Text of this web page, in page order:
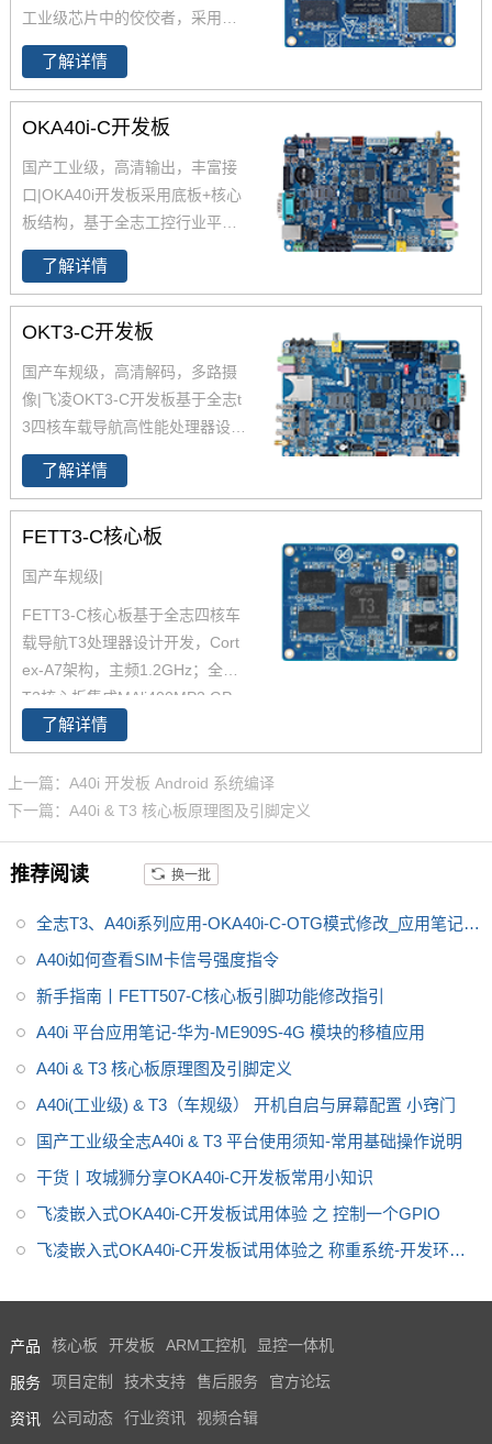
工业级芯片中的佼佼者，采用更
低功耗的4核ARM Cortex-A7架
构,工作温度-40-85℃,是一款高性
能低功耗超高性能CPU主芯片。
飞凌嵌入式深度研究全志A40i芯
A40i工控板、 A40i开发板。
了解详情
OKA40i-C开发板
国产工业级，高清输出，丰富接
口|OKA40i开发板采用底板+核心
板结构，基于全志工控行业平台
级处理器四核Cortex-A7 A40i设
计，主频1.2GHz，集成MAli400
MP2 GPU，内存1GB/2GB DDR
3L，存储8GB eMMC。
-C开发板是飞凌推出的一款中国
芯，全国产级工业级开发板，适
适用于基于视觉交互的工业
了解详情
OKT3-C开发板
国产车规级，高清解码，多路摄
像|飞凌OKT3-C开发板基于全志t
3四核车载导航高性能处理器设计
开发，飞凌全志T3开发板具有5
大亮点，车规芯片，10年+超长
生命周期；全志T3开发板工规温
度范围，工业级稳定性能；飞凌
高清加持。飞凌为降低客户的二
次开发提供全志T3芯片资料，提
供原理图，提供 SDK资料 ，提供
了解详情
FETT3-C核心板
国产车规级|
FETT3-C核心板基于全志四核车
载导航T3处理器设计开发，Cort
ex-A7架构，主频1.2GHz；全志
T3核心板集成MAli400MP2 GP
U，内存1GB DDR3L，存储8GB
eMMC；全志T3核心板整板工业
级运行温宽，支持绝大部分当前
流行的视频及图片格式解码；全
级产品性能、低功耗、以及丰富
的用户接口等优势；全志T3核心
板搭载Linux操作系统；全志T3
业、医疗电子、工业控制、物联
网、智能终端等领域。
了解详情
上一篇：A40i 开发板 Android 系统编译
下一篇：A40i & T3 核心板原理图及引脚定义
推荐阅读 换一批
全志T3、A40i系列应用-OKA40i-C-OTG模式修改_应用笔记_
V1.0
A40i如何查看SIM卡信号强度指令
新手指南丨FETT507-C核心板引脚功能修改指引
A40i 平台应用笔记-华为-ME909S-4G 模块的移植应用
A40i & T3 核心板原理图及引脚定义
A40i(工业级) & T3（车规级） 开机自启与屏幕配置 小窍门
国产工业级全志A40i & T3 平台使用须知-常用基础操作说明
干货丨攻城狮分享OKA40i-C开发板常用小知识
飞凌嵌入式OKA40i-C开发板试用体验 之 控制一个GPIO
飞凌嵌入式OKA40i-C开发板试用体验之 称重系统-开发环境
产品 核心板 开发板 ARM工控机 显控一体机
服务 项目定制 技术支持 售后服务 官方论坛
资讯 公司动态 行业资讯 视频合辑